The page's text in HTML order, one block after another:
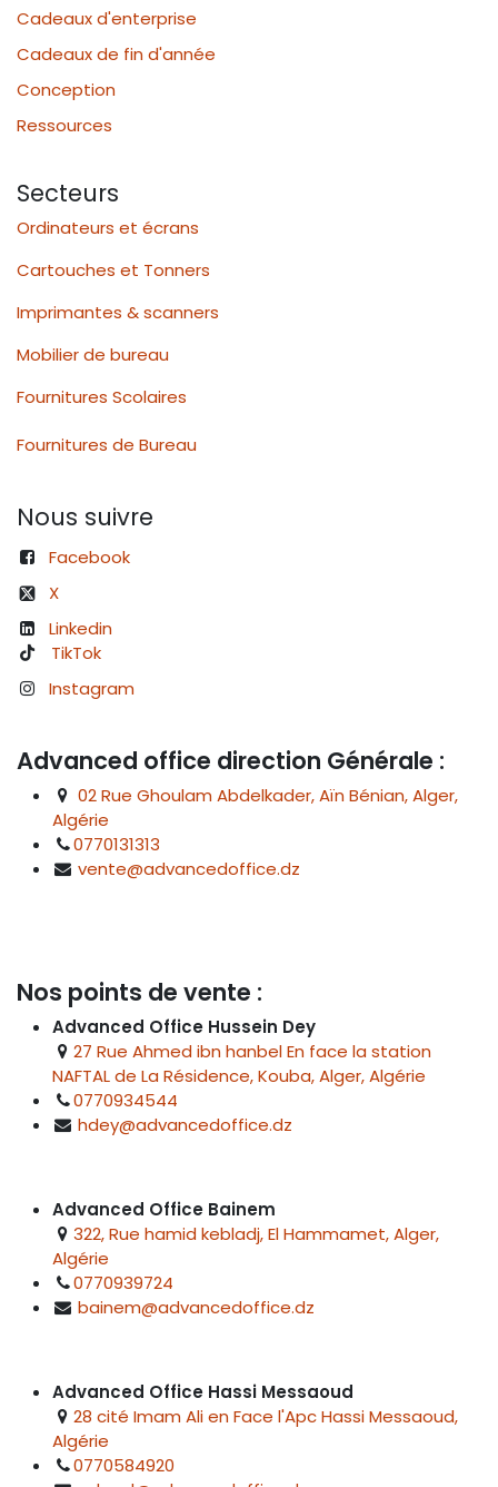
Cadeaux d'enterprise
Cadeaux de fin d'année
Conception
Ressources
Secteurs
Ordinateurs et écrans
Cartouches et Tonners
Imprimantes & scanners
Mobilier de bureau
Fournitures Scolaires
Fournitures de Bureau
Nous suivre
Facebook
X
Linkedin
TikTok
Instagram
Advanced office direction Générale :
02 Rue Ghoulam Abdelkader, Aïn Bénian, Alger,
Algérie
0770131313
vente@advancedoffice.dz
Nos points de vente :
Advanced Office Hussein Dey
27 Rue Ahmed ibn hanbel En face la station
NAFTAL de La Résidence, Kouba, Alger, Algérie
0770934544
hdey@advancedoffice.dz
Advanced Office Bainem
322, Rue hamid kebladj, El Hammamet, Alger,
Algérie
0770939724
bainem@advancedoffice.dz
Advanced Office Hassi Messaoud
28 cité Imam Ali en Face l'Apc Hassi Messaoud,
Algérie
0770584920